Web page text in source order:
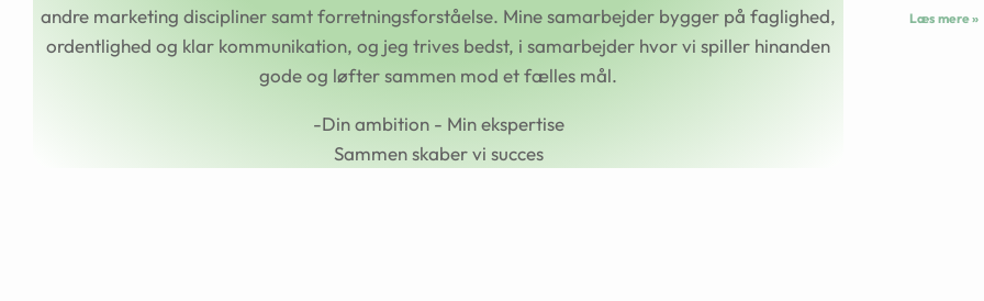
andre marketing discipliner samt forretningsforståelse. Mine samarbejder bygger på faglighed,
ordentlighed og klar kommunikation, og jeg trives bedst, i samarbejder hvor vi spiller hinanden
gode og løfter sammen mod et fælles mål.
-Din ambition - Min ekspertise
Sammen skaber vi succes
Læs mere »